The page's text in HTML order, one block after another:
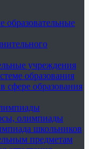
образовательные
учреждения
образования
сфере образования
олимпиады
школьников
предметам